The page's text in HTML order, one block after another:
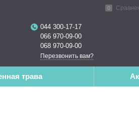
0
044 300-17-17
066 970-09-00
068 970-09-00
Перезвонить вам?
трава